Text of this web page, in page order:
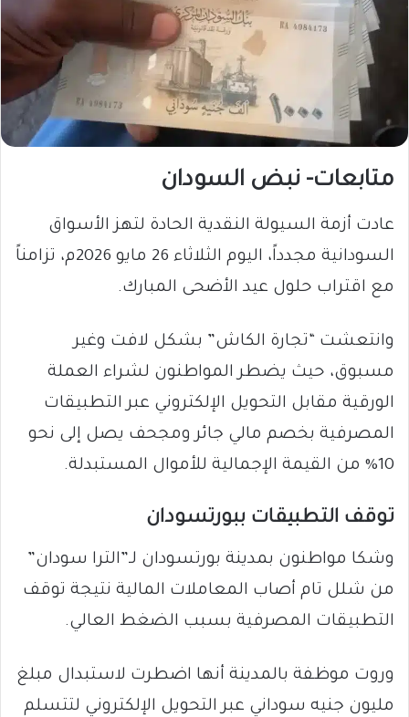
متابعات- نبض السودان
​عادت أزمة السيولة النقدية الحادة لتهز الأسواق
السودانية مجدداً، اليوم الثلاثاء 26 مايو 2026م، تزامناً
مع اقتراب حلول عيد الأضحى المبارك.
وانتعشت “تجارة الكاش” بشكل لافت وغير
مسبوق، حيث يضطر المواطنون لشراء العملة
الورقية مقابل التحويل الإلكتروني عبر التطبيقات
المصرفية بخصم مالي جائر ومجحف يصل إلى نحو
10% من القيمة الإجمالية للأموال المستبدلة.
​توقف التطبيقات ببورتسودان
​وشكا مواطنون بمدينة بورتسودان لـ”الترا سودان”
من شلل تام أصاب المعاملات المالية نتيجة توقف
التطبيقات المصرفية بسبب الضغط العالي.
وروت موظفة بالمدينة أنها اضطرت لاستبدال مبلغ
مليون جنيه سوداني عبر التحويل الإلكتروني لتتسلم